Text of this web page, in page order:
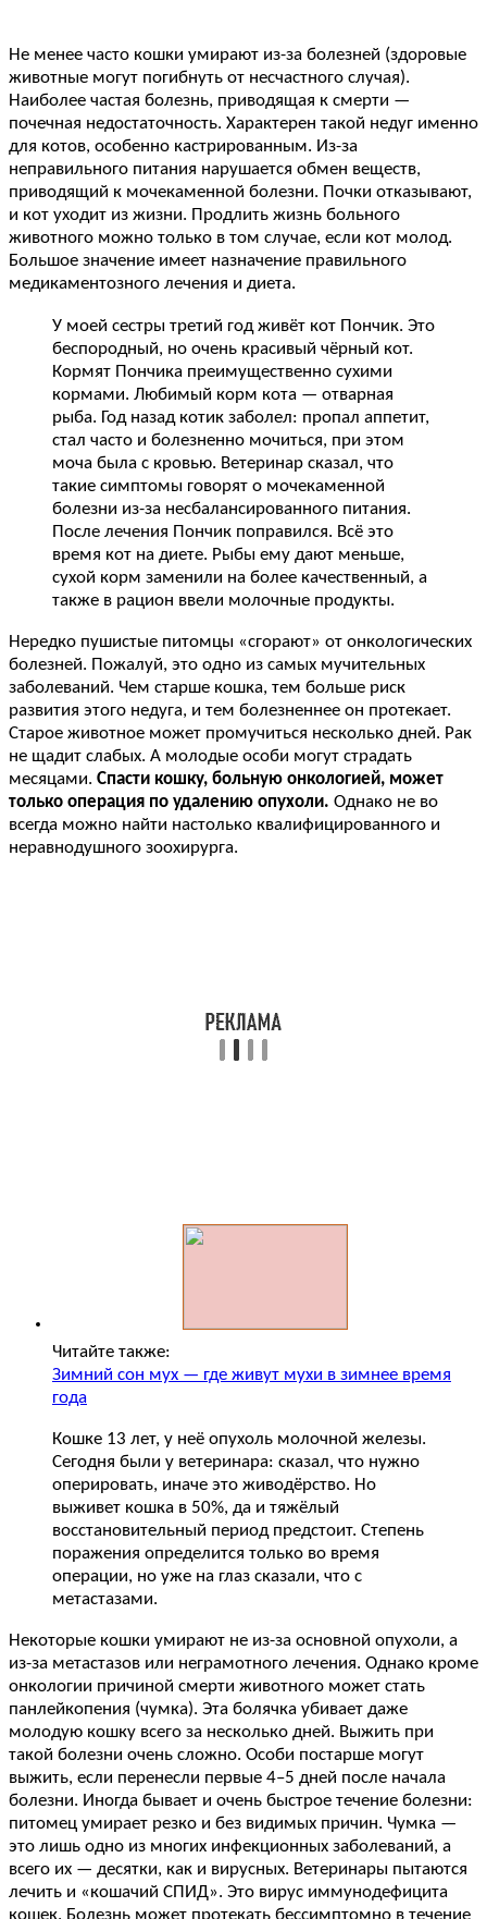
Не менее часто кошки умирают из-за болезней (здоровые
животные могут погибнуть от несчастного случая).
Наиболее частая болезнь, приводящая к смерти —
почечная недостаточность. Характерен такой недуг именно
для котов, особенно кастрированным. Из-за
неправильного питания нарушается обмен веществ,
приводящий к мочекаменной болезни. Почки отказывают,
и кот уходит из жизни. Продлить жизнь больного
животного можно только в том случае, если кот молод.
Большое значение имеет назначение правильного
медикаментозного лечения и диета.
У моей сестры третий год живёт кот Пончик. Это
беспородный, но очень красивый чёрный кот.
Кормят Пончика преимущественно сухими
кормами. Любимый корм кота — отварная
рыба. Год назад котик заболел: пропал аппетит,
стал часто и болезненно мочиться, при этом
моча была с кровью. Ветеринар сказал, что
такие симптомы говорят о мочекаменной
болезни из-за несбалансированного питания.
После лечения Пончик поправился. Всё это
время кот на диете. Рыбы ему дают меньше,
сухой корм заменили на более качественный, а
также в рацион ввели молочные продукты.
Нередко пушистые питомцы «сгорают» от онкологических
болезней. Пожалуй, это одно из самых мучительных
заболеваний. Чем старше кошка, тем больше риск
развития этого недуга, и тем болезненнее он протекает.
Старое животное может промучиться несколько дней. Рак
не щадит слабых. А молодые особи могут страдать
месяцами. Спасти кошку, больную онкологией, может
только операция по удалению опухоли. Однако не во
всегда можно найти настолько квалифицированного и
неравнодушного зоохирурга.
Читайте также:
Зимний сон мух — где живут мухи в зимнее время
года
Кошке 13 лет, у неё опухоль молочной железы.
Сегодня были у ветеринара: сказал, что нужно
оперировать, иначе это живодёрство. Но
выживет кошка в 50%, да и тяжёлый
восстановительный период предстоит. Степень
поражения определится только во время
операции, но уже на глаз сказали, что с
метастазами.
Некоторые кошки умирают не из-за основной опухоли, а
из-за метастазов или неграмотного лечения. Однако кроме
онкологии причиной смерти животного может стать
панлейкопения (чумка). Эта болячка убивает даже
молодую кошку всего за несколько дней. Выжить при
такой болезни очень сложно. Особи постарше могут
выжить, если перенесли первые 4–5 дней после начала
болезни. Иногда бывает и очень быстрое течение болезни:
питомец умирает резко и без видимых причин. Чумка —
это лишь одно из многих инфекционных заболеваний, а
всего их — десятки, как и вирусных. Ветеринары пытаются
лечить и «кошачий СПИД». Это вирус иммунодефицита